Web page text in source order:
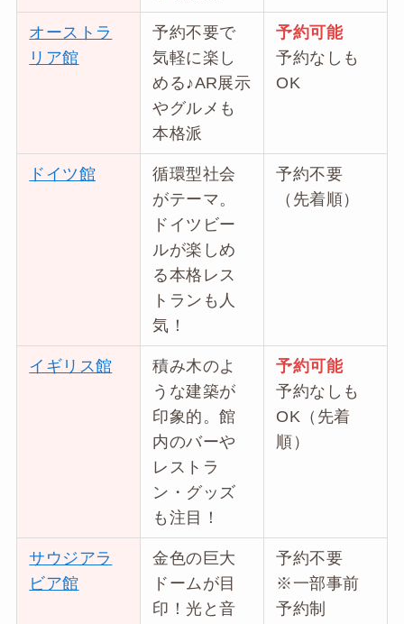
オーストラ
リア館
予約不要で
気軽に楽し
める♪AR展示
やグルメも
本格派
予約可能
予約なしも
OK
ドイツ館
循環型社会
がテーマ。
ドイツビー
ルが楽しめ
る本格レス
トランも人
気！
予約不要
（先着順）
イギリス館
積み木のよ
うな建築が
印象的。館
内のバーや
レストラ
ン・グッズ
も注目！
予約可能
予約なしも
OK（先着
順）
サウジアラ
ビア館
金色の巨大
ドームが目
印！光と音
予約不要
※一部事前
予約制